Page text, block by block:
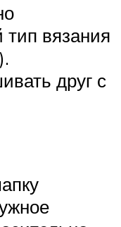
тип вязания
друг с